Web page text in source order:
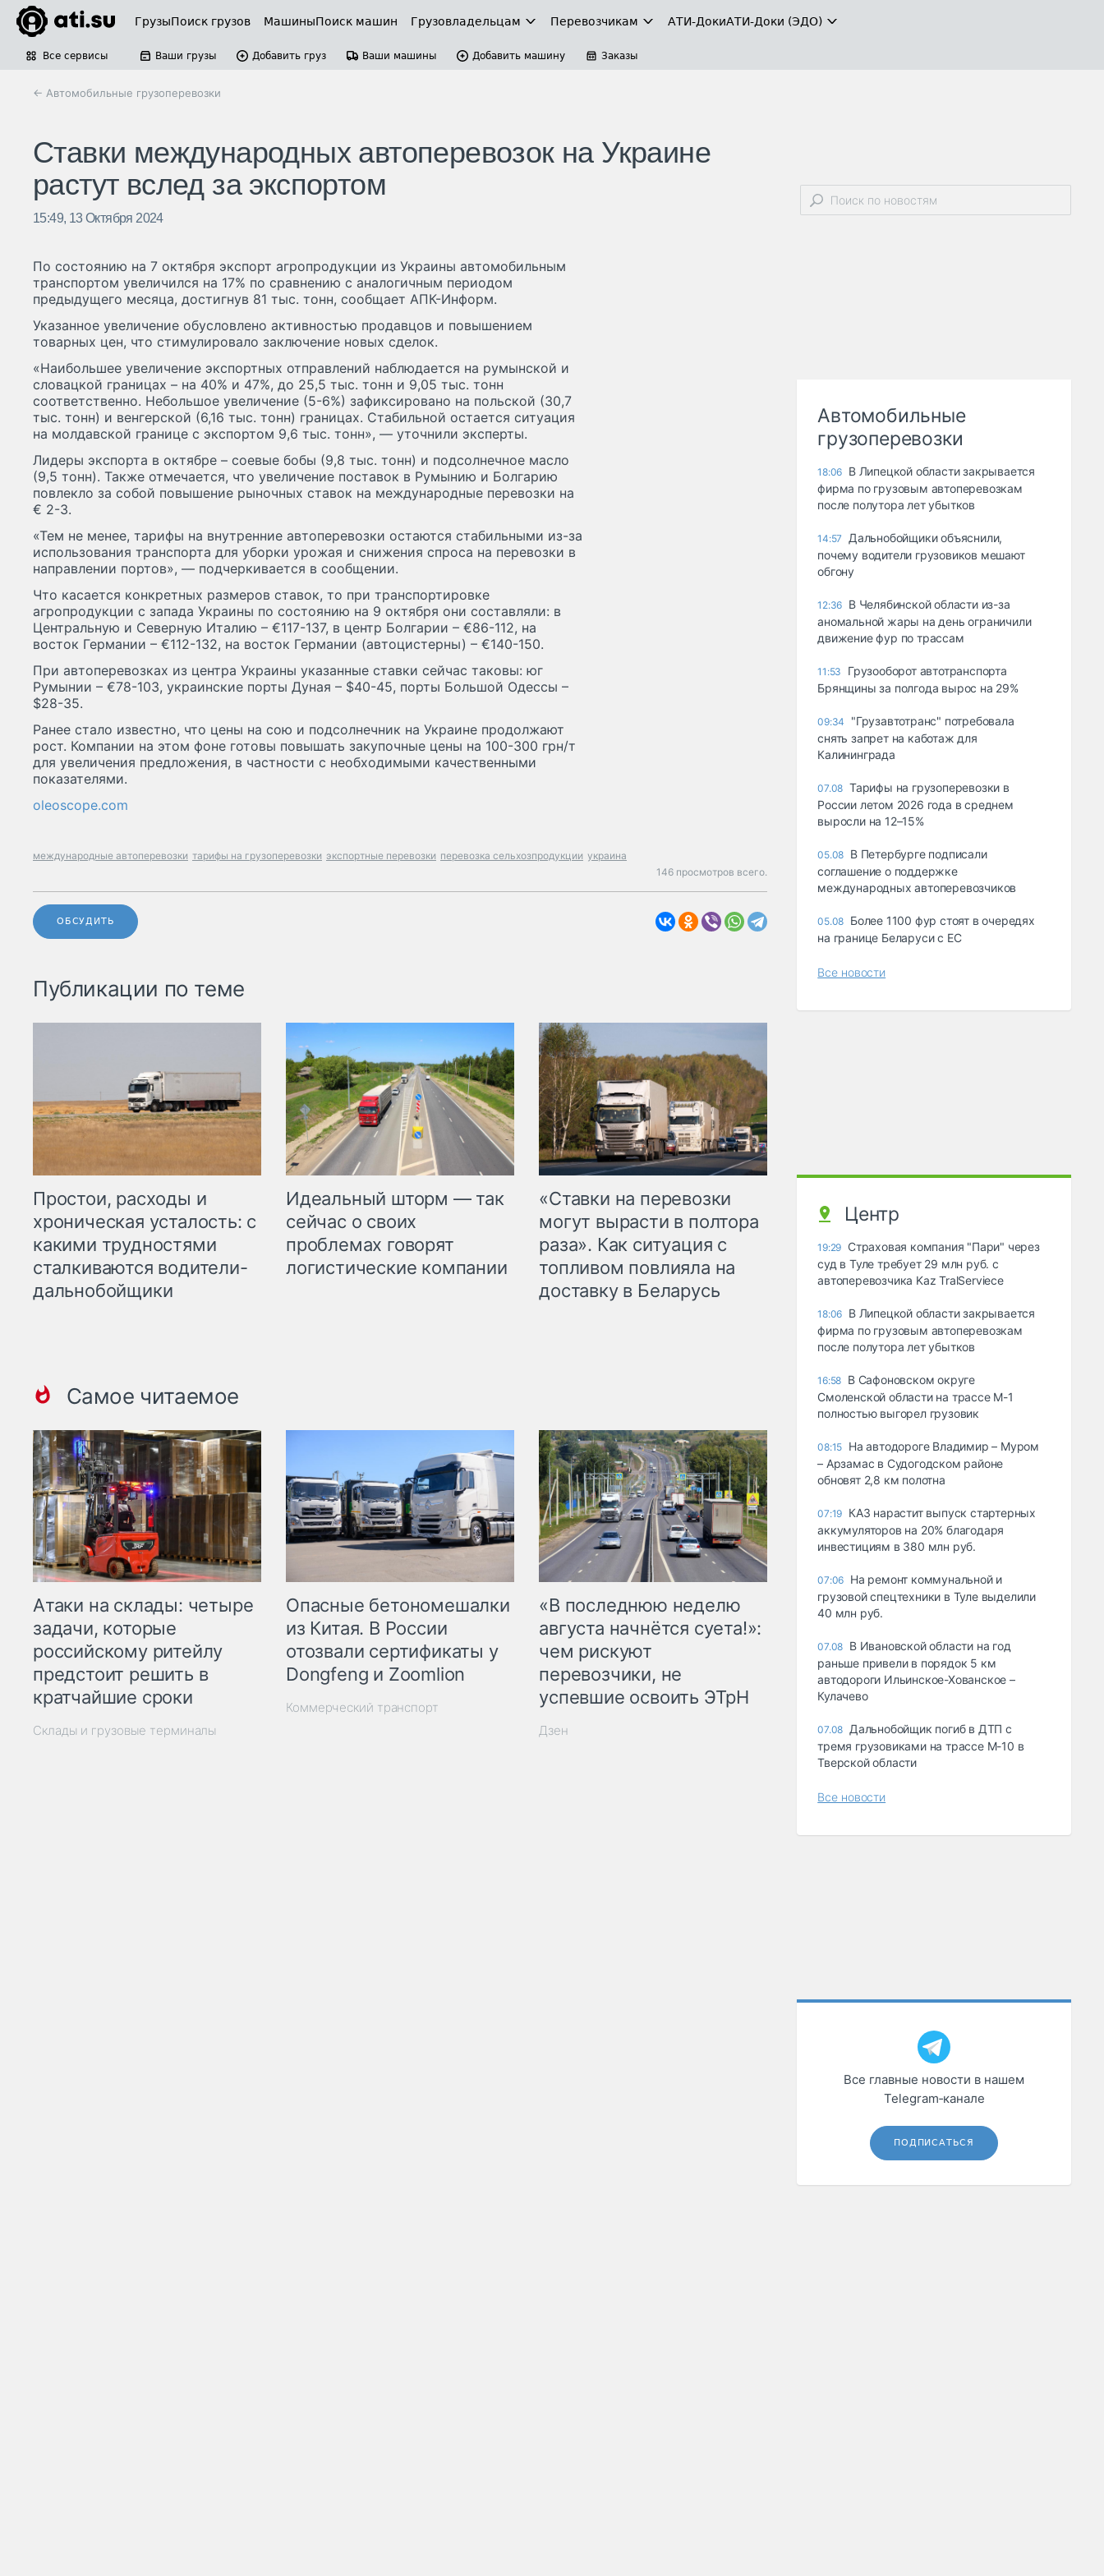
ГрузыПоиск грузов МашиныПоиск машин Грузовладельцам Перевозчикам АТИ-ДокиАТИ-Доки (ЭДО)
Все сервисы Ваши грузы Добавить груз Ваши машины Добавить машину Заказы
← Автомобильные грузоперевозки
Ставки международных автоперевозок на Украине
растут вслед за экспортом
15:49, 13 Октября 2024
По состоянию на 7 октября экспорт агропродукции из Украины автомобильным
транспортом увеличился на 17% по сравнению с аналогичным периодом
предыдущего месяца, достигнув 81 тыс. тонн, сообщает АПК-Информ.
Указанное увеличение обусловлено активностью продавцов и повышением
товарных цен, что стимулировало заключение новых сделок.
«Наибольшее увеличение экспортных отправлений наблюдается на румынской и
словацкой границах – на 40% и 47%, до 25,5 тыс. тонн и 9,05 тыс. тонн
соответственно. Небольшое увеличение (5-6%) зафиксировано на польской (30,7
тыс. тонн) и венгерской (6,16 тыс. тонн) границах. Стабильной остается ситуация
на молдавской границе с экспортом 9,6 тыс. тонн», — уточнили эксперты.
Лидеры экспорта в октябре – соевые бобы (9,8 тыс. тонн) и подсолнечное масло
(9,5 тонн). Также отмечается, что увеличение поставок в Румынию и Болгарию
повлекло за собой повышение рыночных ставок на международные перевозки на
€ 2-3.
«Тем не менее, тарифы на внутренние автоперевозки остаются стабильными из-за
использования транспорта для уборки урожая и снижения спроса на перевозки в
направлении портов», — подчеркивается в сообщении.
Что касается конкретных размеров ставок, то при транспортировке
агропродукции с запада Украины по состоянию на 9 октября они составляли: в
Центральную и Северную Италию – €117-137, в центр Болгарии – €86-112, на
восток Германии – €112-132, на восток Германии (автоцистерны) – €140-150.
При автоперевозках из центра Украины указанные ставки сейчас таковы: юг
Румынии – €78-103, украинские порты Дуная – $40-45, порты Большой Одессы –
$28-35.
Ранее стало известно, что цены на сою и подсолнечник на Украине продолжают
рост. Компании на этом фоне готовы повышать закупочные цены на 100-300 грн/т
для увеличения предложения, в частности с необходимыми качественными
показателями.
oleoscope.com
международные автоперевозки тарифы на грузоперевозки экспортные перевозки перевозка сельхозпродукции украина
146 просмотров всего.
ОБСУДИТЬ
Публикации по теме
Простои, расходы и
хроническая усталость: с
какими трудностями
сталкиваются водители-
дальнобойщики
Идеальный шторм — так
сейчас о своих
проблемах говорят
логистические компании
«Ставки на перевозки
могут вырасти в полтора
раза». Как ситуация с
топливом повлияла на
доставку в Беларусь
Самое читаемое
Атаки на склады: четыре
задачи, которые
российскому ритейлу
предстоит решить в
кратчайшие сроки
Склады и грузовые терминалы
Опасные бетономешалки
из Китая. В России
отозвали сертификаты у
Dongfeng и Zoomlion
Коммерческий транспорт
«В последнюю неделю
августа начнётся суета!»:
чем рискуют
перевозчики, не
успевшие освоить ЭТрН
Дзен
Автомобильные
грузоперевозки
18:06 В Липецкой области закрывается
фирма по грузовым автоперевозкам
после полутора лет убытков
14:57
Дальнобойщики объяснили,
почему водители грузовиков мешают
обгону
12:36 В Челябинской области из-за
аномальной жары на день ограничили
движение фур по трассам
11:53
Грузооборот автотранспорта
Брянщины за полгода вырос на 29%
09:34
"Грузавтотранс" потребовала
снять запрет на каботаж для
Калининграда
07.08 Тарифы на грузоперевозки в
России летом 2026 года в среднем
выросли на 12–15%
05.08 В Петербурге подписали
соглашение о поддержке
международных автоперевозчиков
05.08 Более 1100 фур стоят в очередях
на границе Беларуси с ЕС
Все новости
Центр
19:29 Страховая компания "Пари" через
суд в Туле требует 29 млн руб. с
автоперевозчика Kaz TralServiece
18:06 В Липецкой области закрывается
фирма по грузовым автоперевозкам
после полутора лет убытков
16:58 В Сафоновском округе
Смоленской области на трассе М-1
полностью выгорел грузовик
08:15 На автодороге Владимир – Муром
– Арзамас в Судогодском районе
обновят 2,8 км полотна
07:19 КАЗ нарастит выпуск стартерных
аккумуляторов на 20% благодаря
инвестициям в 380 млн руб.
07:06 На ремонт коммунальной и
грузовой спецтехники в Туле выделили
40 млн руб.
07.08 В Ивановской области на год
раньше привели в порядок 5 км
автодороги Ильинское-Хованское –
Кулачево
07.08 Дальнобойщик погиб в ДТП с
тремя грузовиками на трассе М-10 в
Тверской области
Все новости
Все главные новости в нашем
Telegram‑канале
ПОДПИСАТЬСЯ